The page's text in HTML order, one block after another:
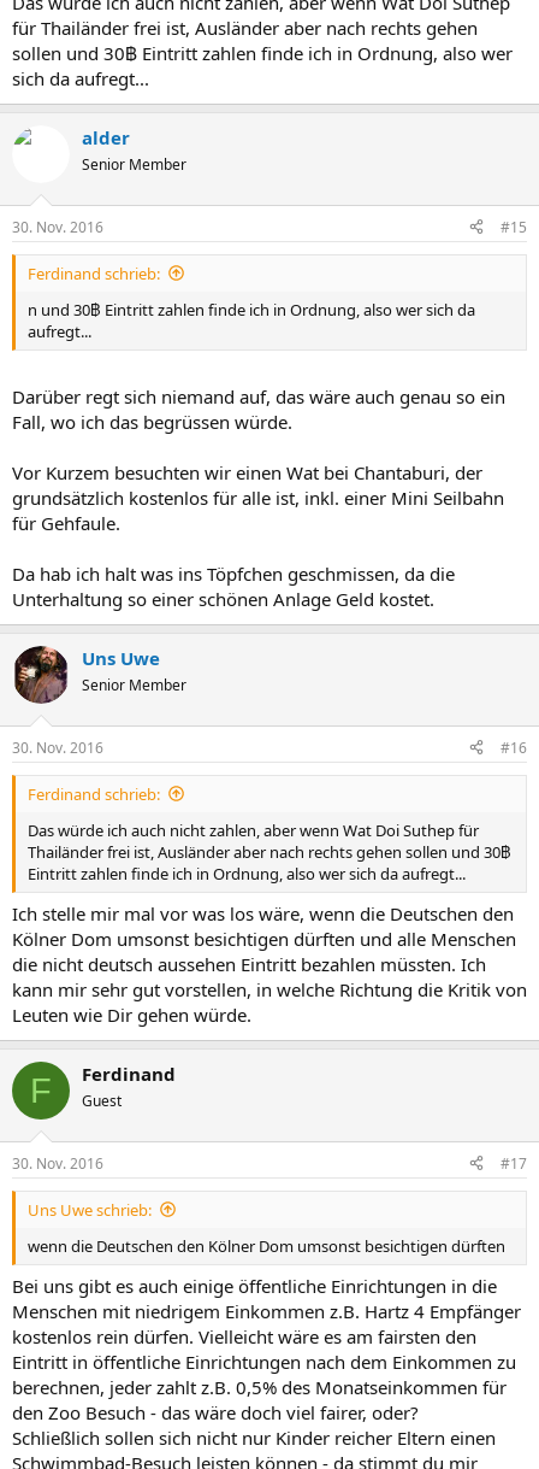
für Thailänder frei ist, Ausländer aber nach rechts gehen
sollen und 30฿ Eintritt zahlen finde ich in Ordnung, also wer
sich da aufregt...
alder
Senior Member
30. Nov. 2016 #15
Ferdinand schrieb:
n und 30฿ Eintritt zahlen finde ich in Ordnung, also wer sich da
aufregt...
Darüber regt sich niemand auf, das wäre auch genau so ein
Fall, wo ich das begrüssen würde.
Vor Kurzem besuchten wir einen Wat bei Chantaburi, der
grundsätzlich kostenlos für alle ist, inkl. einer Mini Seilbahn
für Gehfaule.
Da hab ich halt was ins Töpfchen geschmissen, da die
Unterhaltung so einer schönen Anlage Geld kostet.
Uns Uwe
Senior Member
30. Nov. 2016 #16
Ferdinand schrieb:
Das würde ich auch nicht zahlen, aber wenn Wat Doi Suthep für
Thailänder frei ist, Ausländer aber nach rechts gehen sollen und 30฿
Eintritt zahlen finde ich in Ordnung, also wer sich da aufregt...
Ich stelle mir mal vor was los wäre, wenn die Deutschen den
Kölner Dom umsonst besichtigen dürften und alle Menschen
die nicht deutsch aussehen Eintritt bezahlen müssten. Ich
kann mir sehr gut vorstellen, in welche Richtung die Kritik von
Leuten wie Dir gehen würde.
F Ferdinand
Guest
30. Nov. 2016 #17
Uns Uwe schrieb:
wenn die Deutschen den Kölner Dom umsonst besichtigen dürften
Bei uns gibt es auch einige öffentliche Einrichtungen in die
Menschen mit niedrigem Einkommen z.B. Hartz 4 Empfänger
kostenlos rein dürfen. Vielleicht wäre es am fairsten den
Eintritt in öffentliche Einrichtungen nach dem Einkommen zu
berechnen, jeder zahlt z.B. 0,5% des Monatseinkommen für
den Zoo Besuch - das wäre doch viel fairer, oder?
Schließlich sollen sich nicht nur Kinder reicher Eltern einen
Schwimmbad-Besuch leisten können - da stimmt du mir